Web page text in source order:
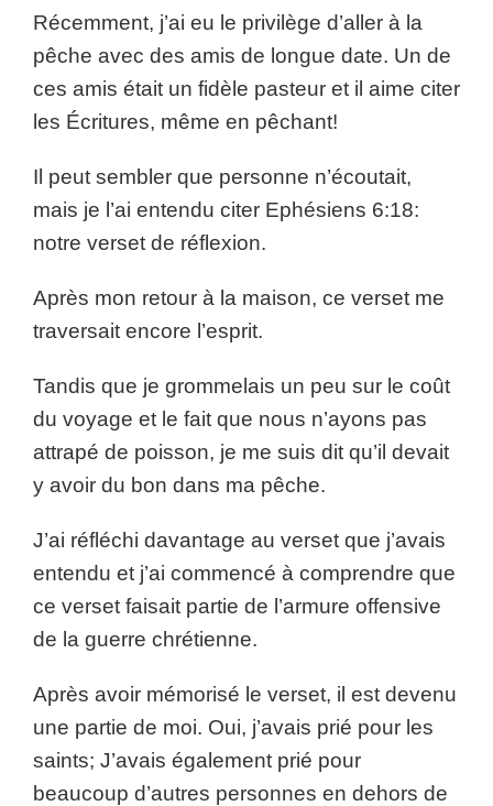
Récemment, j’ai eu le privilège d’aller à la
pêche avec des amis de longue date. Un de
ces amis était un fidèle pasteur et il aime citer
les Écritures, même en pêchant!
Il peut sembler que personne n’écoutait,
mais je l’ai entendu citer Ephésiens 6:18:
notre verset de réflexion.
Après mon retour à la maison, ce verset me
traversait encore l’esprit.
Tandis que je grommelais un peu sur le coût
du voyage et le fait que nous n’ayons pas
attrapé de poisson, je me suis dit qu’il devait
y avoir du bon dans ma pêche.
J’ai réfléchi davantage au verset que j’avais
entendu et j’ai commencé à comprendre que
ce verset faisait partie de l’armure offensive
de la guerre chrétienne.
Après avoir mémorisé le verset, il est devenu
une partie de moi. Oui, j’avais prié pour les
saints; J’avais également prié pour
beaucoup d’autres personnes en dehors de